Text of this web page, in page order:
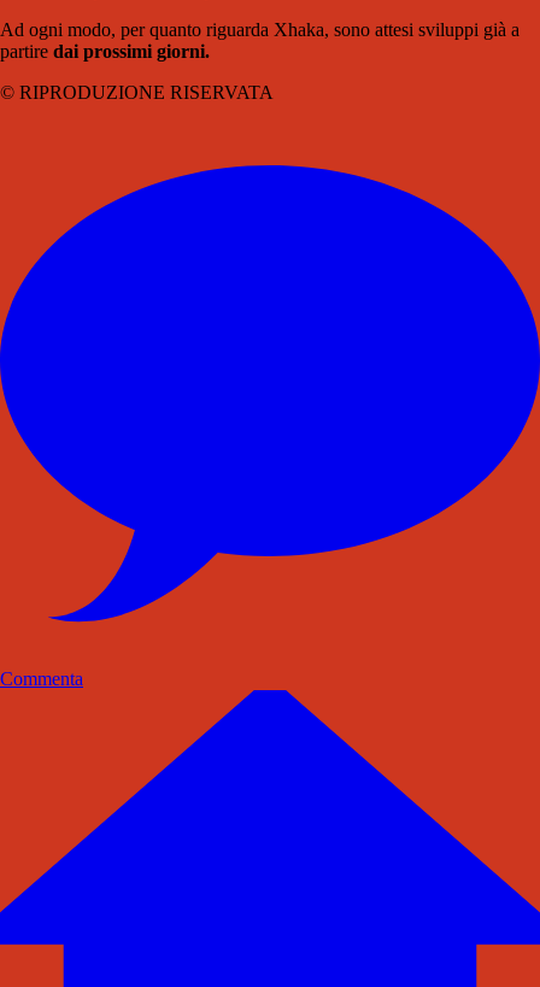
Ad ogni modo, per quanto riguarda Xhaka, sono attesi sviluppi già a
partire dai prossimi giorni.
© RIPRODUZIONE RISERVATA
Commenta